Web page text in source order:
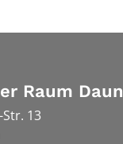
Raum Daun
13